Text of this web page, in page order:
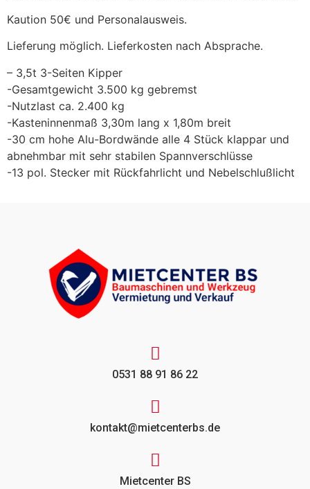
Kaution 50€ und Personalausweis.
Lieferung möglich. Lieferkosten nach Absprache.
– 3,5t 3-Seiten Kipper
-Gesamtgewicht 3.500 kg gebremst
-Nutzlast ca. 2.400 kg
-Kasteninnenmaß 3,30m lang x 1,80m breit
-30 cm hohe Alu-Bordwände alle 4 Stück klappar und
abnehmbar mit sehr stabilen Spannverschlüsse
-13 pol. Stecker mit Rückfahrlicht und Nebelschlußlicht
0531 88 91 86 22
kontakt@mietcenterbs.de
Mietcenter BS